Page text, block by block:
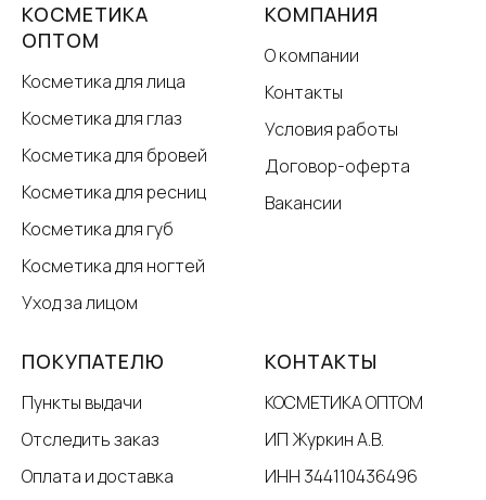
КОСМЕТИКА
ОПТОМ
Косметика для лица
Косметика для глаз
Косметика для бровей
Косметика для ресниц
Косметика для губ
Косметика для ногтей
Уход за лицом
КОМПАНИЯ
О компании
Контакты
Условия работы
Договор-оферта
Вакансии
ПОКУПАТЕЛЮ
Пункты выдачи
Отследить заказ
Оплата и доставка
КОНТАКТЫ
КОСМЕТИКА ОПТОМ
ИП Журкин А.В.
ИНН 344110436496